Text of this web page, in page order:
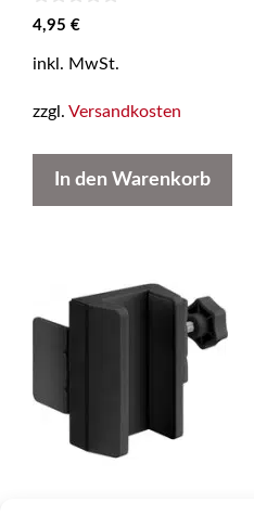
0
v
n
4,95 €
inkl. MwSt.
zzgl. Versandkosten
In den Warenkorb